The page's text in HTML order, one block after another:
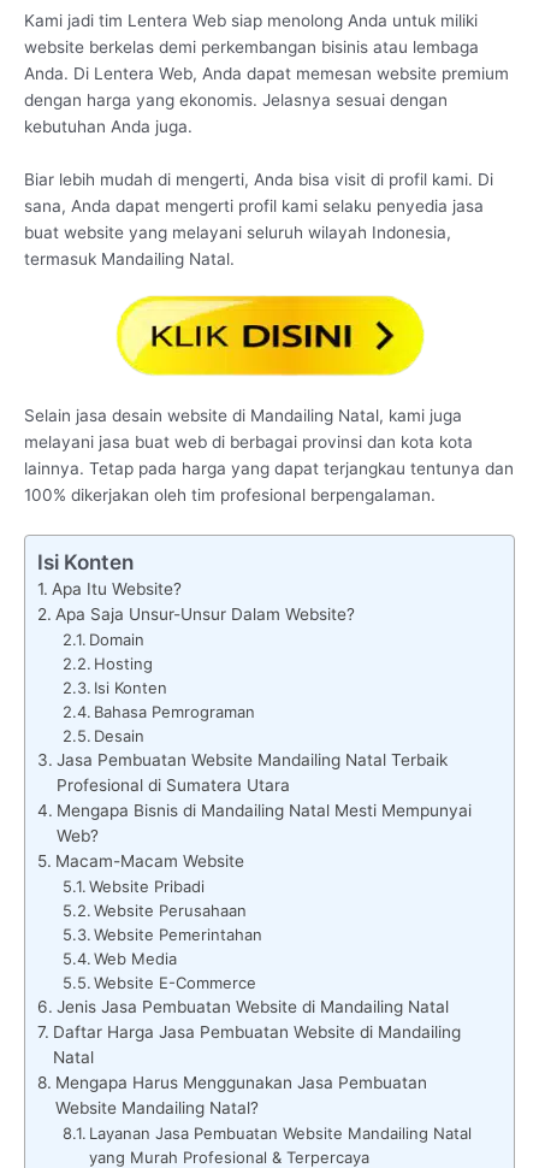
Kami jadi tim Lentera Web siap menolong Anda untuk miliki
website berkelas demi perkembangan bisinis atau lembaga
Anda. Di Lentera Web, Anda dapat memesan website premium
dengan harga yang ekonomis. Jelasnya sesuai dengan
kebutuhan Anda juga.
Biar lebih mudah di mengerti, Anda bisa visit di profil kami. Di
sana, Anda dapat mengerti profil kami selaku penyedia jasa
buat website yang melayani seluruh wilayah Indonesia,
termasuk Mandailing Natal.
Selain jasa desain website di Mandailing Natal, kami juga
melayani jasa buat web di berbagai provinsi dan kota kota
lainnya. Tetap pada harga yang dapat terjangkau tentunya dan
100% dikerjakan oleh tim profesional berpengalaman.
Isi Konten
Apa Itu Website?
Apa Saja Unsur-Unsur Dalam Website?
Domain
Hosting
Isi Konten
Bahasa Pemrograman
Desain
Jasa Pembuatan Website Mandailing Natal Terbaik
Profesional di Sumatera Utara
Mengapa Bisnis di Mandailing Natal Mesti Mempunyai
Web?
Macam-Macam Website
Website Pribadi
Website Perusahaan
Website Pemerintahan
Web Media
Website E-Commerce
Jenis Jasa Pembuatan Website di Mandailing Natal
Daftar Harga Jasa Pembuatan Website di Mandailing
Natal
Mengapa Harus Menggunakan Jasa Pembuatan
Website Mandailing Natal?
Layanan Jasa Pembuatan Website Mandailing Natal
yang Murah Profesional & Terpercaya